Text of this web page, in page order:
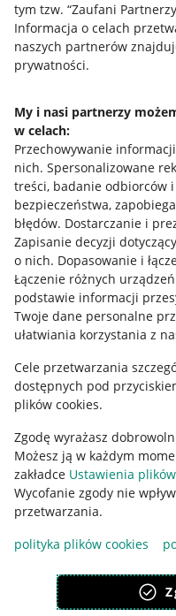
tym tzw. “Zaufani
Informacja o celach
naszych partnerów
prywatności.
My i nasi partnerzy
w celach:
Przechowywanie
nich. Spersonalizowane
treści, badanie odbiorców
bezpieczeństwa,
błędów. Dostarczanie i
Zapisanie decyzji
o nich. Dopasowanie i
Łączenie różnych urządzeń
podstawie informacji
Twoje dane personalne
ułatwiania korzystania z
Cele przetwarzania
dostępnych pod
plików cookies.
Zgodę wyrażasz
Możesz ją w każdym
zakładce Ustawienia
Wycofanie zgody nie
przetwarzania.
polityka plików cookies
Przydatne informacje
Jak to działa
Allegro Gadane dla
Allegro Gadane dla
Mapa miejscowości
Informacje prawne
Regulamin
Polityka plików "cookies"
Ustawienia plików
Udostępnianie lokalizacji
Informacje dla Aktu o
Pobierz aplikację